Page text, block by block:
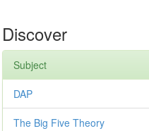
Discover
Subject
DAP
The Big Five Theory